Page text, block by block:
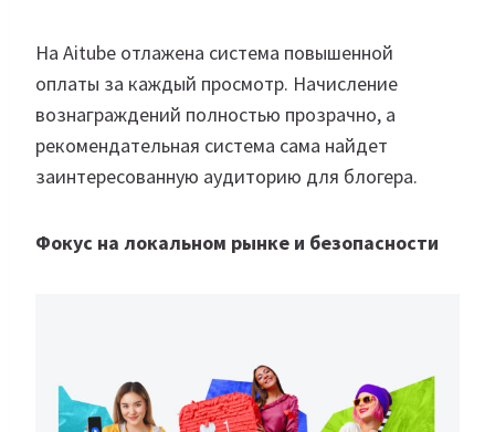
На Aitube отлажена система повышенной
оплаты за каждый просмотр. Начисление
вознаграждений полностью прозрачно, а
рекомендательная система сама найдет
заинтересованную аудиторию для блогера.
Фокус на локальном рынке и безопасности